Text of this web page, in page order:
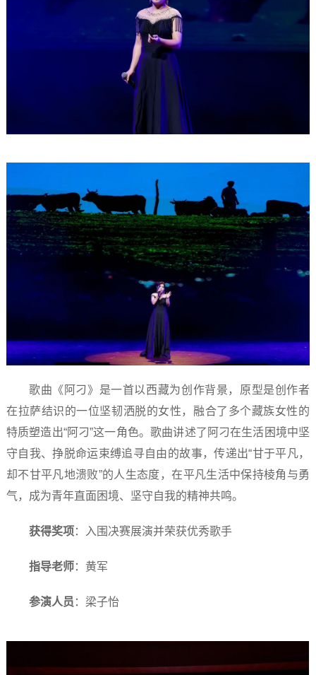
歌曲《阿刁》是一首以西藏为创作背景，原型是创作者
在拉萨结识的一位坚韧洒脱的女性，融合了多个藏族女性的
特质塑造出“阿刁”这一角色。歌曲讲述了阿刁在生活困境中坚
守自我、挣脱命运束缚追寻自由的故事，传递出“甘于平凡，
却不甘平凡地溃败”的人生态度，在平凡生活中保持棱角与勇
气，成为青年直面困境、坚守自我的精神共鸣。
获得奖项 ：入围决赛展演并荣获优秀歌手
指导老师：黄军
参演人员 ：梁子怡